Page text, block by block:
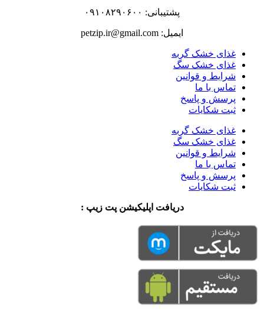
پشتیبانی: ۰۹۱۰۸۲۹۰۶۰۰
ایمیل: petzip.ir@gmail.com
غذای خشک گربه
غذای خشک سگ
شرایط و قوانین
تماس با ما
پرسش و پاسخ
ثبت شکایات
غذای خشک گربه
غذای خشک سگ
شرایط و قوانین
تماس با ما
پرسش و پاسخ
ثبت شکایات
دریافت اپلیکیشن پت زیپ :